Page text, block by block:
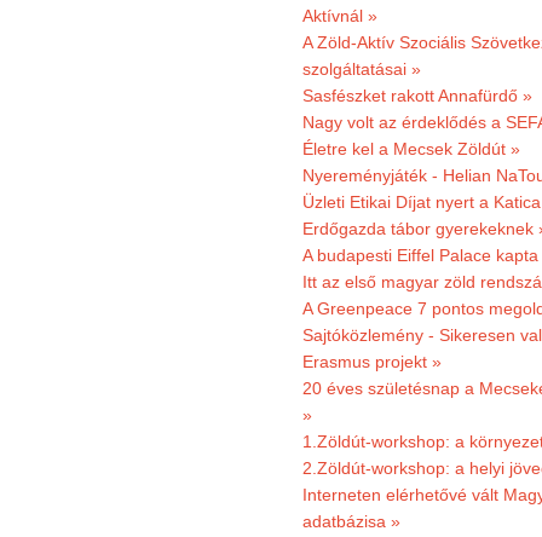
Aktívnál »
A Zöld-Aktív Szociális
szolgáltatásai »
Sasfészket rakott Annafürdő »
Nagy volt az érdeklődés a
Életre kel a Mecsek Zöldút »
Nyereményjáték - Helian
Üzleti Etikai Díjat nyert a
Erdőgazda tábor gyerekeknek
A budapesti Eiffel Palace
Itt az első magyar zöld
A Greenpeace 7 pontos
Sajtóközlemény - Sikeresen
Erasmus projekt »
20 éves születésnap a
»
1.Zöldút-workshop: a
2.Zöldút-workshop: a helyi
Interneten elérhetővé vált
adatbázisa »